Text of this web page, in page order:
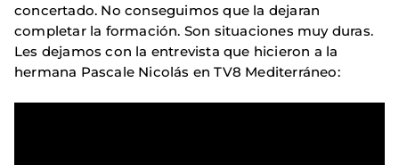
concertado. No conseguimos que la dejaran
completar la formación. Son situaciones muy duras.
Les dejamos con la entrevista que hicieron a la
hermana Pascale Nicolás en TV8 Mediterráneo: